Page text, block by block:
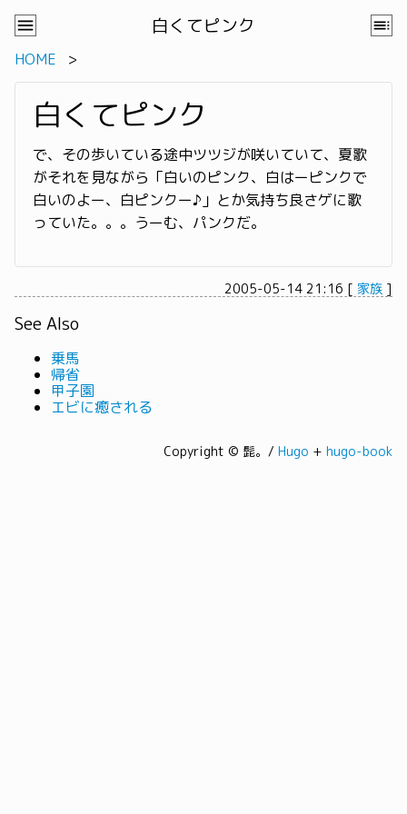
白くてピンク
HOME
白くてピンク
で、その歩いている途中ツツジが咲いていて、夏歌
がそれを見ながら「白いのピンク、白はーピンクで
白いのよー、白ピンクー♪」とか気持ち良さゲに歌
っていた。。。うーむ、パンクだ。
2005-05-14 21:16 [ 家族 ]
See Also
乗馬
帰省
甲子園
エビに癒される
Copyright © 髭。/ Hugo + hugo-book